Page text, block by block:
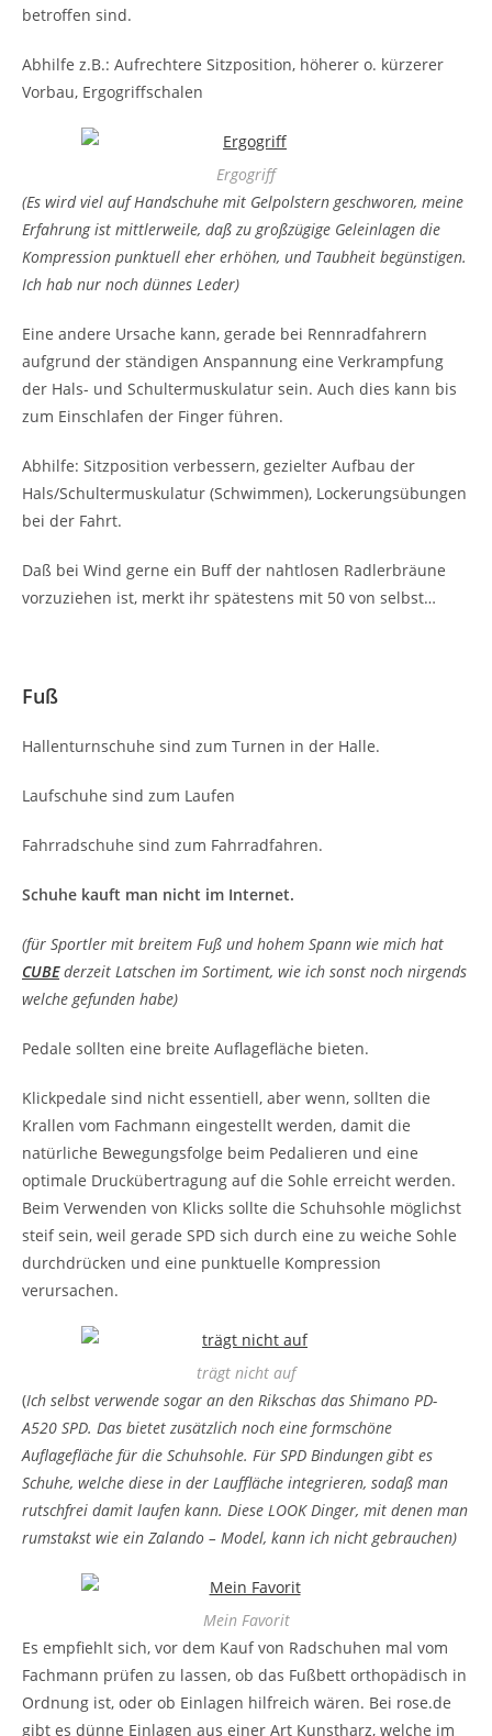
betroffen sind.
Abhilfe z.B.: Aufrechtere Sitzposition, höherer o. kürzerer
Vorbau, Ergogriffschalen
Ergogriff
(Es wird viel auf Handschuhe mit Gelpolstern geschworen, meine
Erfahrung ist mittlerweile, daß zu großzügige Geleinlagen die
Kompression punktuell eher erhöhen, und Taubheit begünstigen.
Ich hab nur noch dünnes Leder)
Eine andere Ursache kann, gerade bei Rennradfahrern
aufgrund der ständigen Anspannung eine Verkrampfung
der Hals- und Schultermuskulatur sein. Auch dies kann bis
zum Einschlafen der Finger führen.
Abhilfe: Sitzposition verbessern, gezielter Aufbau der
Hals/Schultermuskulatur (Schwimmen), Lockerungsübungen
bei der Fahrt.
Daß bei Wind gerne ein Buff der nahtlosen Radlerbräune
vorzuziehen ist, merkt ihr spätestens mit 50 von selbst…
Fuß
Hallenturnschuhe sind zum Turnen in der Halle.
Laufschuhe sind zum Laufen
Fahrradschuhe sind zum Fahrradfahren.
Schuhe kauft man nicht im Internet.
(für Sportler mit breitem Fuß und hohem Spann wie mich hat
CUBEderzeit Latschen im Sortiment, wie ich sonst noch nirgends
welche gefunden habe)
Pedale sollten eine breite Auflagefläche bieten.
Klickpedale sind nicht essentiell, aber wenn, sollten die
Krallen vom Fachmann eingestellt werden, damit die
natürliche Bewegungsfolge beim Pedalieren und eine
optimale Druckübertragung auf die Sohle erreicht werden.
Beim Verwenden von Klicks sollte die Schuhsohle möglichst
steif sein, weil gerade SPD sich durch eine zu weiche Sohle
durchdrücken und eine punktuelle Kompression
verursachen.
trägt nicht auf
(Ich selbst verwende sogar an den Rikschas das Shimano PD-
A520 SPD. Das bietet zusätzlich noch eine formschöne
Auflagefläche für die Schuhsohle. Für SPD Bindungen gibt es
Schuhe, welche diese in der Lauffläche integrieren, sodaß man
rutschfrei damit laufen kann. Diese LOOK Dinger, mit denen man
rumstakst wie ein Zalando – Model, kann ich nicht gebrauchen)
Mein Favorit
Es empfiehlt sich, vor dem Kauf von Radschuhen mal vom
Fachmann prüfen zu lassen, ob das Fußbett orthopädisch in
Ordnung ist, oder ob Einlagen hilfreich wären. Bei rose.de
gibt es dünne Einlagen aus einer Art Kunstharz, welche im